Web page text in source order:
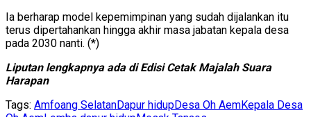
Ia berharap model kepemimpinan yang sudah dijalankan itu
terus dipertahankan hingga akhir masa jabatan kepala desa
pada 2030 nanti. (*)
Liputan lengkapnya ada di Edisi Cetak Majalah Suara
Harapan
Tags: Amfoang SelatanDapur hidupDesa Oh AemKepala Desa